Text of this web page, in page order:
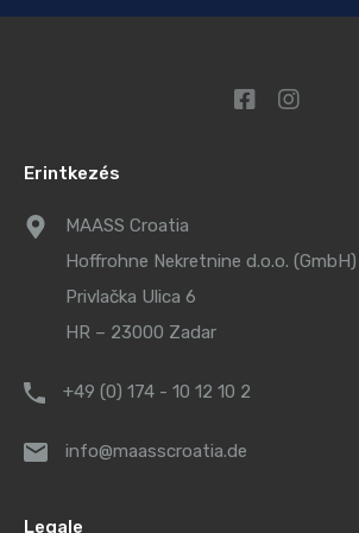
Erintkezés
MAASS Croatia
Hoffrohne Nekretnine d.o.o. (GmbH)
Privlačka Ulica 6
HR – 23000 Zadar
+49 (0) 174 - 10 12 10 2
info@maasscroatia.de
Legale